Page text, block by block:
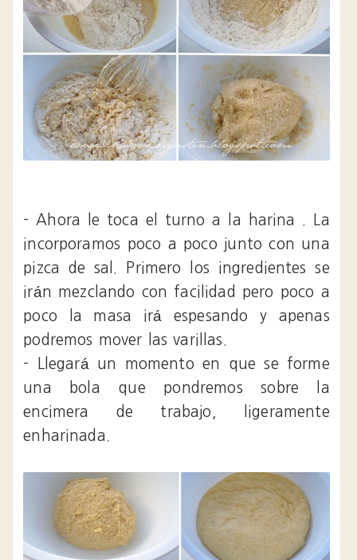
- Ahora le toca el turno a la harina . La
incorporamos poco a poco junto con una
pizca de sal. Primero los ingredientes se
irán mezclando con facilidad pero poco a
poco la masa irá espesando y apenas
podremos mover las varillas.
- Llegará un momento en que se forme
una bola que pondremos sobre la
encimera de trabajo, ligeramente
enharinada.